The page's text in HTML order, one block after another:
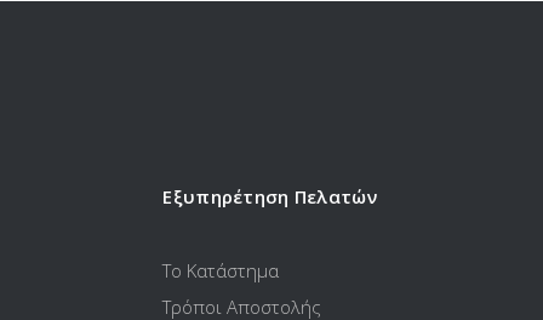
Εξυπηρέτηση Πελατών
Το Κατάστημα
Τρόποι Αποστολής